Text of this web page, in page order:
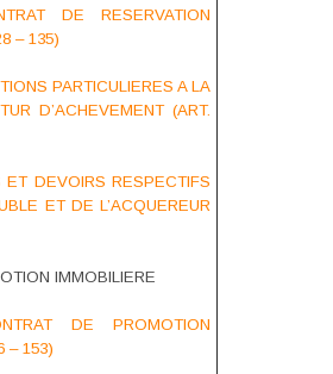
DE RESERVATION
– 135)
PARTICULIERES A LA
D’ACHEVEMENT (ART.
DEVOIRS RESPECTIFS
ET DE L’ACQUEREUR
IMMOBILIERE
DE PROMOTION
– 153)